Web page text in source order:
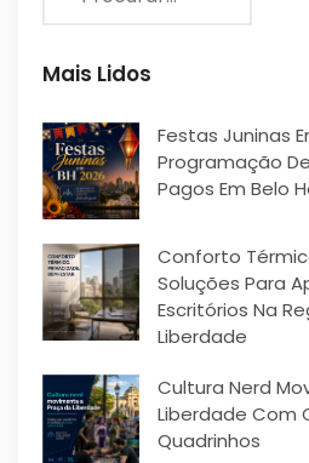
Mais Lidos
Festas Juninas
Programação
Pagos Em Belo
Conforto
Soluções Para
Escritórios Na
Liberdade
Cultura Nerd
Liberdade Com
Quadrinhos